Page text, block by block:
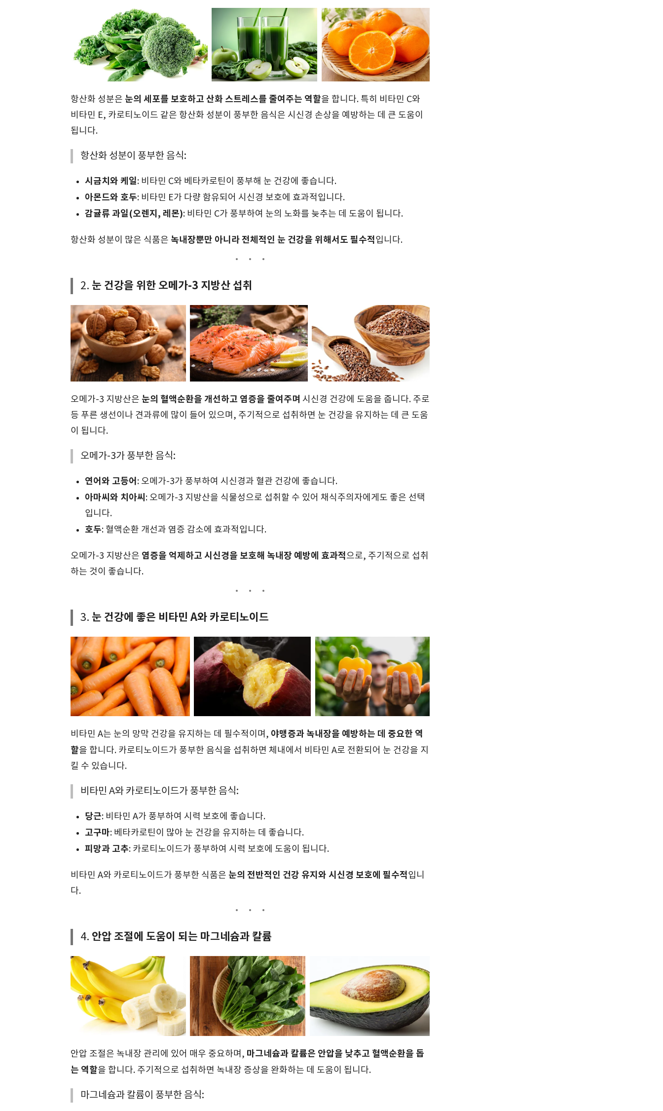
항산화 성분은 눈의 세포를 보호하고 산화 스트레스를 줄여주는 역할을 합니다. 특히 비타민 C와
비타민 E, 카로티노이드 같은 항산화 성분이 풍부한 음식은 시신경 손상을 예방하는 데 큰 도움이
됩니다.
항산화 성분이 풍부한 음식:
시금치와 케일: 비타민 C와 베타카로틴이 풍부해 눈 건강에 좋습니다.
아몬드와 호두: 비타민 E가 다량 함유되어 시신경 보호에 효과적입니다.
감귤류 과일(오렌지, 레몬): 비타민 C가 풍부하여 눈의 노화를 늦추는 데 도움이 됩니다.
항산화 성분이 많은 식품은 녹내장뿐만 아니라 전체적인 눈 건강을 위해서도 필수적입니다.
2. 눈 건강을 위한 오메가-3 지방산 섭취
오메가-3 지방산은 눈의 혈액순환을 개선하고 염증을 줄여주며 시신경 건강에 도움을 줍니다. 주로
등 푸른 생선이나 견과류에 많이 들어 있으며, 주기적으로 섭취하면 눈 건강을 유지하는 데 큰 도움
이 됩니다.
오메가-3가 풍부한 음식:
연어와 고등어 : 오메가-3가 풍부하여 시신경과 혈관 건강에 좋습니다.
아마씨와 치아씨 : 오메가-3 지방산을 식물성으로 섭취할 수 있어 채식주의자에게도 좋은 선택
입니다.
호두: 혈액순환 개선과 염증 감소에 효과적입니다.
오메가-3 지방산은 염증을 억제하고 시신경을 보호해 녹내장 예방에 효과적으로, 주기적으로 섭취
하는 것이 좋습니다.
3. 눈 건강에 좋은 비타민 A와 카로티노이드
비타민 A는 눈의 망막 건강을 유지하는 데 필수적이며, 야맹증과 녹내장을 예방하는 데 중요한 역
할을 합니다. 카로티노이드가 풍부한 음식을 섭취하면 체내에서 비타민 A로 전환되어 눈 건강을 지
킬 수 있습니다.
비타민 A와 카로티노이드가 풍부한 음식:
당근: 비타민 A가 풍부하여 시력 보호에 좋습니다.
고구마: 베타카로틴이 많아 눈 건강을 유지하는 데 좋습니다.
피망과 고추: 카로티노이드가 풍부하여 시력 보호에 도움이 됩니다.
비타민 A와 카로티노이드가 풍부한 식품은 눈의 전반적인 건강 유지와 시신경 보호에 필수적입니
다.
4. 안압 조절에 도움이 되는 마그네슘과 칼륨
안압 조절은 녹내장 관리에 있어 매우 중요하며, 마그네슘과 칼륨은 안압을 낮추고 혈액순환을 돕
는 역할을 합니다. 주기적으로 섭취하면 녹내장 증상을 완화하는 데 도움이 됩니다.
마그네슘과 칼륨이 풍부한 음식: